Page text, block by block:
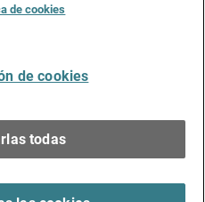
de cookies
de cookies
todas